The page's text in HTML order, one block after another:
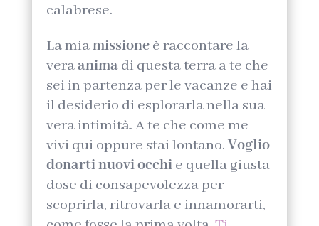
calabrese.
La miamissione è raccontare la
veraanimadi questa terra a te che
sei in partenza per le vacanze e hai
il desiderio di esplorarla nella sua
vera intimità. A te che come me
vivi qui oppure stai lontano. Voglio
donarti nuovi occhi e quella giusta
dose di consapevolezza per
scoprirla, ritrovarla e innamorarti,